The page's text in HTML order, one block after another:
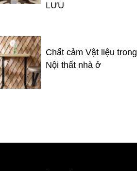
LƯU
Chất cảm Vật liệu trong
Nội thất nhà ở